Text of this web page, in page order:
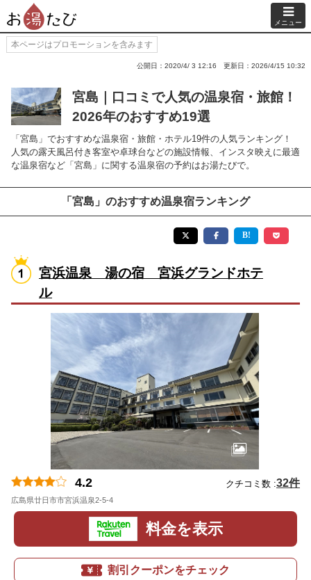
メニュー
本ページはプロモーションを含みます
公開日：2020/4/ 3 12:16 更新日：2026/4/15 10:32
宮島｜口コミで人気の温泉宿・旅館！
2026年のおすすめ19選
「宮島」でおすすめな温泉宿・旅館・ホテル19件の人気ランキング！
人気の露天風呂付き客室や卓球台などの施設情報、インスタ映えに最適
な温泉宿など「宮島」に関する温泉宿の予約はお湯たびで。
「宮島」のおすすめ温泉宿ランキング
宮浜温泉 湯の宿 宮浜グランドホテ
ル
4.2 クチコミ数 :32件
広島県廿日市市宮浜温泉2-5-4
料金を表示
割引クーポンをチェック